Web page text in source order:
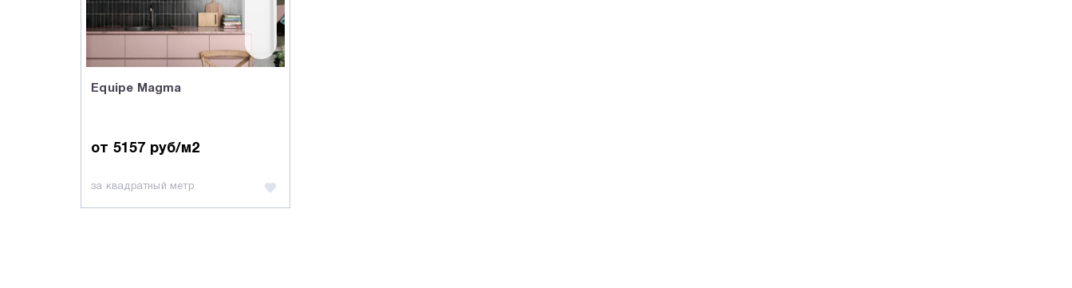
Equipe Magma
от 5157 руб/м2
за квадратный метр